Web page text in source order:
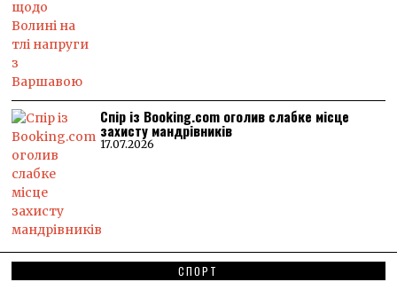
Спір із Booking.com оголив слабке місце
захисту мандрівників
17.07.2026
СПОРТ